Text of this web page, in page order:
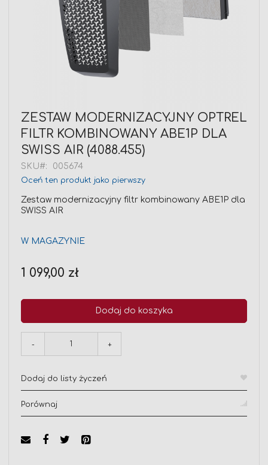
Przejdź
na
początek
galerii
ZESTAW MODERNIZACYJNY OPTREL
FILTR KOMBINOWANY ABE1P DLA
SWISS AIR (4088.455)
SKU 005674
Oceń ten produkt jako pierwszy
Zestaw modernizacyjny filtr kombinowany ABE1P dla
SWISS AIR
W MAGAZYNIE
1 099,00 zł
Dodaj do koszyka
- +
Dodaj do listy życzeń
Porównaj